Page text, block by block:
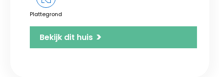
Plattegrond
Bekijk dit huis >